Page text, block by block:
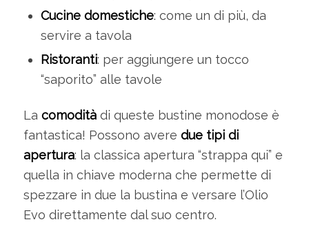
Cucine domestiche: come un di più, da
servire a tavola
Ristoranti: per aggiungere un tocco
“saporito” alle tavole
La comoditàdi queste bustine monodose è
fantastica! Possono avere due tipi di
apertura: la classica apertura “strappa qui” e
quella in chiave moderna che permette di
spezzare in due la bustina e versare l’Olio
Evo direttamente dal suo centro.